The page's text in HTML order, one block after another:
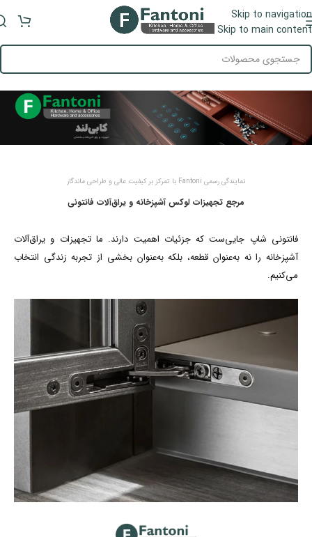
Skip to navigation
Skip to main content
منو
نمایندگی رسمی Fantoni با تمرکز بر کیفیت عالی و طراحی ماندگار
مرجع تجهیزات لوکس آشپزخانه و یراق‌آلات فانتونی
فانتونی شاپ جایی‌ست که جزئیات اهمیت دارند. ما تجهیزات و یراق‌آلات
آشپزخانه را نه به‌عنوان قطعه، بلکه به‌عنوان بخشی از تجربه زندگی انتخاب
می‌کنیم.